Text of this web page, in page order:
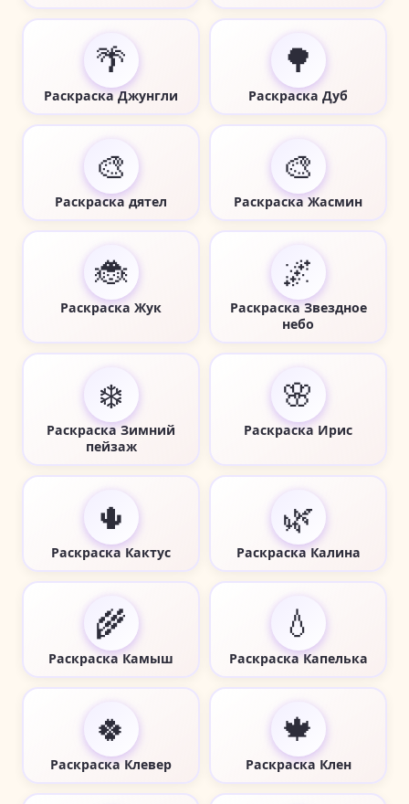
🌴
Раскраска Джунгли
🌳
Раскраска Дуб
🎨
Раскраска дятел
🎨
Раскраска Жасмин
🐞
Раскраска Жук
🌌
Раскраска Звездное
небо
❄️
Раскраска Зимний
пейзаж
🌸
Раскраска Ирис
🌵
Раскраска Кактус
🌿
Раскраска Калина
🌾
Раскраска Камыш
💧
Раскраска Капелька
🍀
Раскраска Клевер
🍁
Раскраска Клен